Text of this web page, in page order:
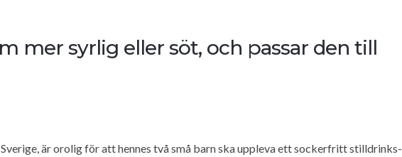
mer syrlig eller söt, och passar den till
är orolig för att hennes två små barn ska uppleva ett sockerfritt stilldrinks-